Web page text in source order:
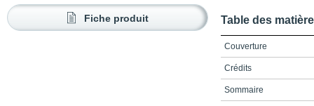
Fiche produit Table des
Couverture
Crédits
Sommaire